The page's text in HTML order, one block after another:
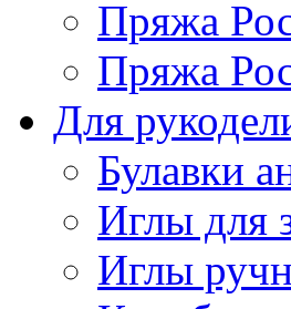
Пряжа
Пряжа
Для
Булавки
Иглы для
Иглы